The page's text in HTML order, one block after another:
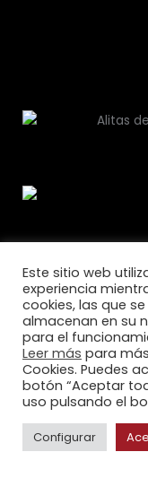
Este sitio web
experiencia
cookies, las que
almacenan en su
para el
Leer más para
Cookies. Puedes
botón “Aceptar
uso pulsando el
Configurar